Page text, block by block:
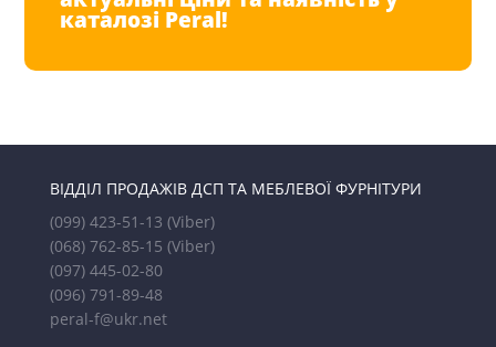
каталозі Peral!
ВІДДІЛ ПРОДАЖІВ ДСП ТА МЕБЛЕВОЇ ФУРНІТУРИ
(099) 423-51-13 (Viber)
(068) 762-85-15 (Viber)
(097) 445-02-80
(096) 791-89-48
peral-f@ukr.net